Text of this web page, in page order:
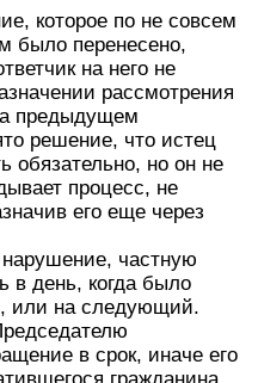
которое по не совсем
было перенесено,
на него не
рассмотрения
предыдущем
решение, что истец
обязательно, но он не
процесс, не
его еще через
нарушение, частную
в день, когда было
или на следующий.
в срок, иначе его
гражданина